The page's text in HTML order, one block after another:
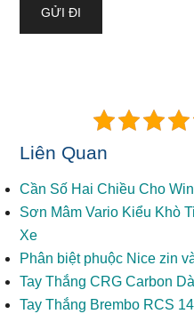
Liên Quan
Cần Số Hai Chiều Cho
Sơn Mâm Vario Kiểu Khò
Xe
Phân biệt phuộc Nice zin
Tay Thắng CRG Carbon
Tay Thắng Brembo RCS